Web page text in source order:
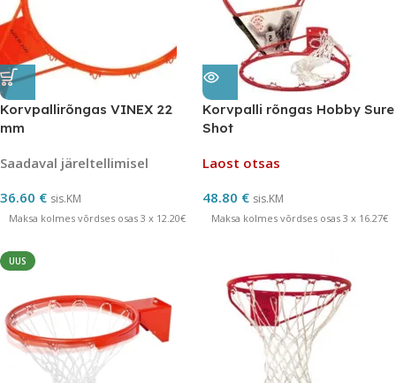
Korvpallirõngas VINEX 22
mm
Saadaval järeltellimisel
36.60 € sis.KM
Maksa kolmes võrdses osas 3 x 12.20€
Korvpalli rõngas Hobby Sure
Shot
Laost otsas
48.80 € sis.KM
Maksa kolmes võrdses osas 3 x 16.27€
UUS